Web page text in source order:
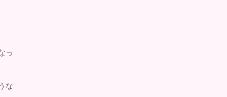
っ
な